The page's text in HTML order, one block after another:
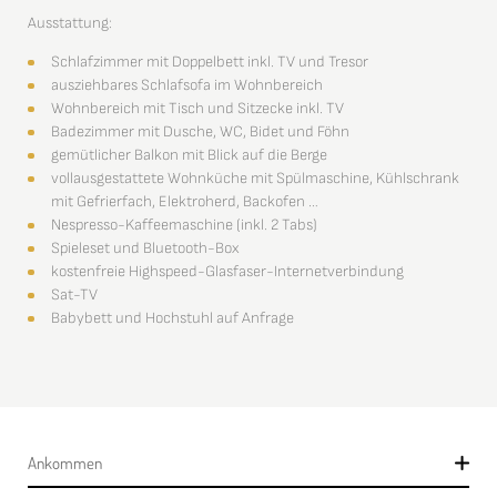
Ausstattung:
Schlafzimmer mit Doppelbett inkl. TV und Tresor
ausziehbares Schlafsofa im Wohnbereich
Wohnbereich mit Tisch und Sitzecke inkl. TV
Badezimmer mit Dusche, WC, Bidet und Föhn
gemütlicher Balkon mit Blick auf die Berge
vollausgestattete Wohnküche mit Spülmaschine, Kühlschrank
mit Gefrierfach, Elektroherd, Backofen …
Nespresso-Kaffeemaschine (inkl. 2 Tabs)
Spieleset und Bluetooth-Box
kostenfreie Highspeed-Glasfaser-Internetverbindung
Sat-TV
Babybett und Hochstuhl auf Anfrage
Ankommen